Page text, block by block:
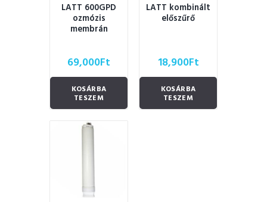
LATT 600GPD
ozmózis
membrán
69,000Ft
KOSÁRBA
TESZEM
LATT kombinált
előszűrő
18,900Ft
KOSÁRBA
TESZEM